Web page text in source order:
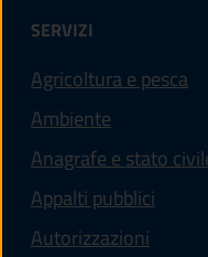
SERVIZI
Agricoltura e pesca
Ambiente
Anagrafe e stato
Appalti pubblici
Autorizzazioni